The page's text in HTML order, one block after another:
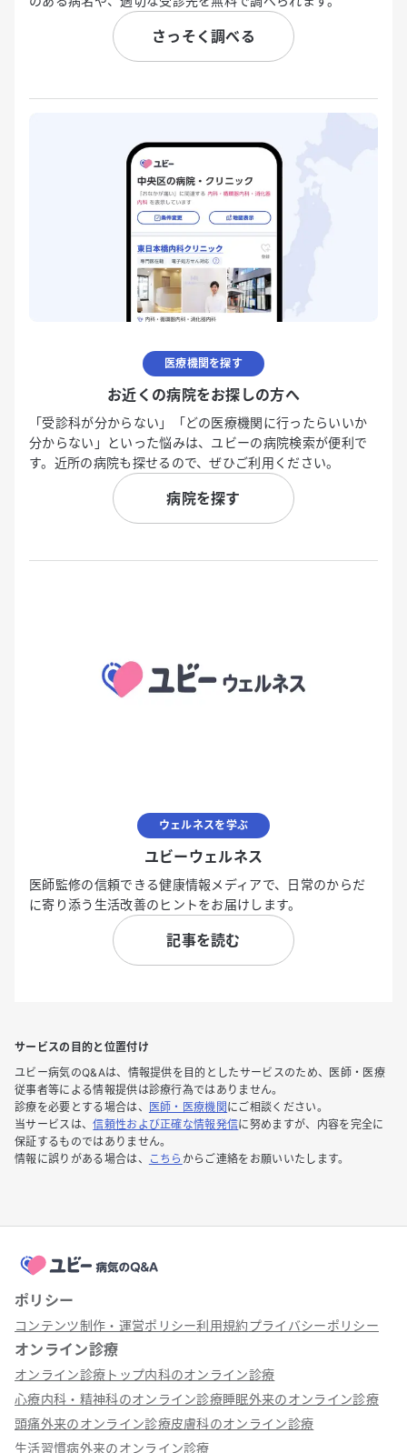
さっそく調べる
医療機関を探す
お近くの病院をお探しの方へ
「受診科が分からない」「どの医療機関に行ったらいいか
分からない」といった悩みは、ユビーの病院検索が便利で
す。近所の病院も探せるので、ぜひご利用ください。
病院を探す
ウェルネスを学ぶ
ユビーウェルネス
医師監修の信頼できる健康情報メディアで、日常のからだ
に寄り添う生活改善のヒントをお届けします。
記事を読む
サービスの目的と位置付け
ユビー病気のQ&Aは、情報提供を目的としたサービスのため、医師・医療
従事者等による情報提供は診療行為ではありません。
診療を必要とする場合は、
医師・医療機関 にご相談ください。
当サービスは、信頼性および正確な情報発信に努めますが、内容を完全に
保証するものではありません。
情報に誤りがある場合は、
こちら からご連絡をお願いいたします。
ポリシー
コンテンツ制作・運営ポリシー利用規約プライバシーポリシー
オンライン診療
オンライン診療トップ内科のオンライン診療
心療内科・精神科のオンライン診療睡眠外来のオンライン診療
頭痛外来のオンライン診療皮膚科のオンライン診療
生活習慣病外来のオンライン診療